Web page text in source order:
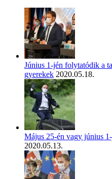
Június 1-jén folytatódik a
gyerekek 2020.05.18.
Május 25-én vagy június
2020.05.13.